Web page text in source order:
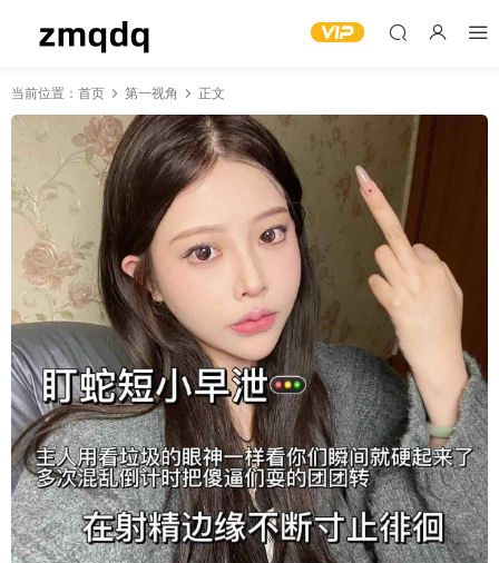
当前位置： 首页 第一视角 正文